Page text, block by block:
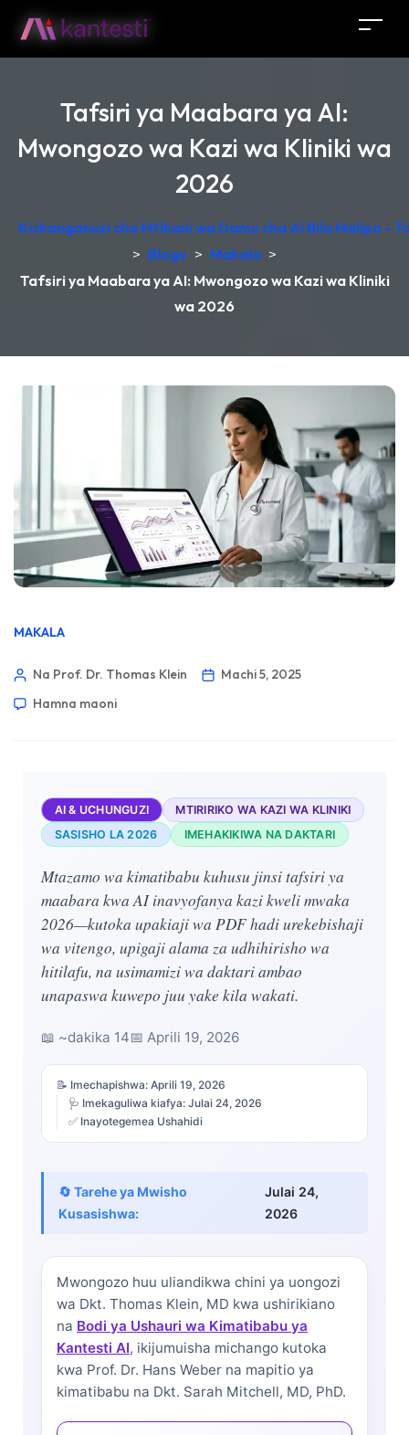
Tafsiri ya Maabara ya AI:
Mwongozo wa Kazi wa Kliniki wa
2026
Kichanganuzi cha Mtihani wa Damu cha AI Bila Malipo -
> Blogu > Makala >
Tafsiri ya Maabara ya AI: Mwongozo wa Kazi wa Kliniki
wa 2026
MAKALA
Na Prof. Dr. Thomas Klein
Machi 5, 2025
Hamna maoni
AI & UCHUNGUZI
MTIRIRIKO WA KAZI WA KLINIKI
SASISHO LA 2026
IMEHAKIKIWA NA DAKTARI
Mtazamo wa kimatibabu kuhusu jinsi tafsiri ya
maabara kwa AI inavyofanya kazi kweli mwaka
2026—kutoka upakiaji wa PDF hadi urekebishaji
wa vitengo, upigaji alama za udhihirisho wa
hitilafu, na usimamizi wa daktari ambao
unapaswa kuwepo juu yake kila wakati.
📖 ~dakika 14📅 Aprili 19, 2026
📝 Imechapishwa: Aprili 19, 2026
🩺 Imekaguliwa kiafya: Julai 24, 2026
✅ Inayotegemea Ushahidi
🔄 Tarehe ya Mwisho
Kusasishwa:
Julai 24,
2026
Mwongozo huu uliandikwa chini ya uongozi
wa Dkt. Thomas Klein, MD kwa ushirikiano
na Bodi ya Ushauri wa Kimatibabu ya
Kantesti AI, ikijumuisha michango kutoka
kwa Prof. Dr. Hans Weber na mapitio ya
kimatibabu na Dkt. Sarah Mitchell, MD, PhD.